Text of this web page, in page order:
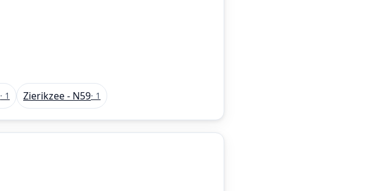
· 1 Zierikzee - N59· 1